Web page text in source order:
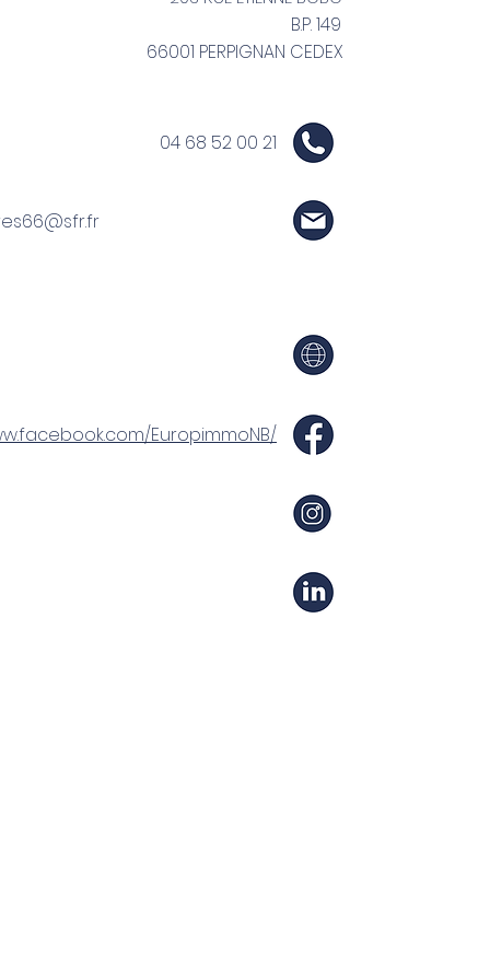
B.P. 149
66001 PERPIGNAN CEDEX
04 68 52 00 21
EuropimmoNB/